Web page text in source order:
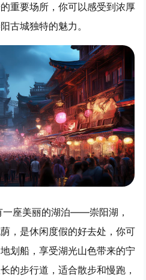
重要场所，你可以感受到浓厚
古城独特的魅力。
一座美丽的湖泊——崇阳湖，
，是休闲度假的好去处，你可
划船，享受湖光山色带来的宁
的步行道，适合散步和慢跑，